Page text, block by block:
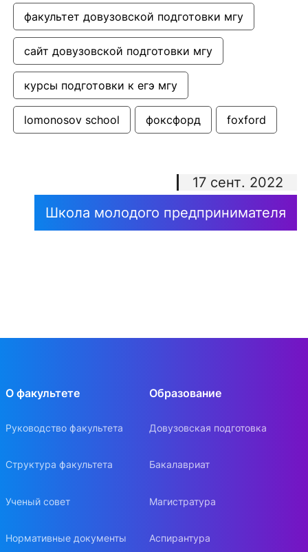
факультет довузовской подготовки мгу
сайт довузовской подготовки мгу
курсы подготовки к егэ мгу
lomonosov school фоксфорд foxford
17 сент. 2022
Школа молодого предпринимателя
О факультете
Руководство факультета
Структура факультета
Ученый совет
Нормативные документы
Образование
Довузовская подготовка
Бакалавриат
Магистратура
Аспирантура